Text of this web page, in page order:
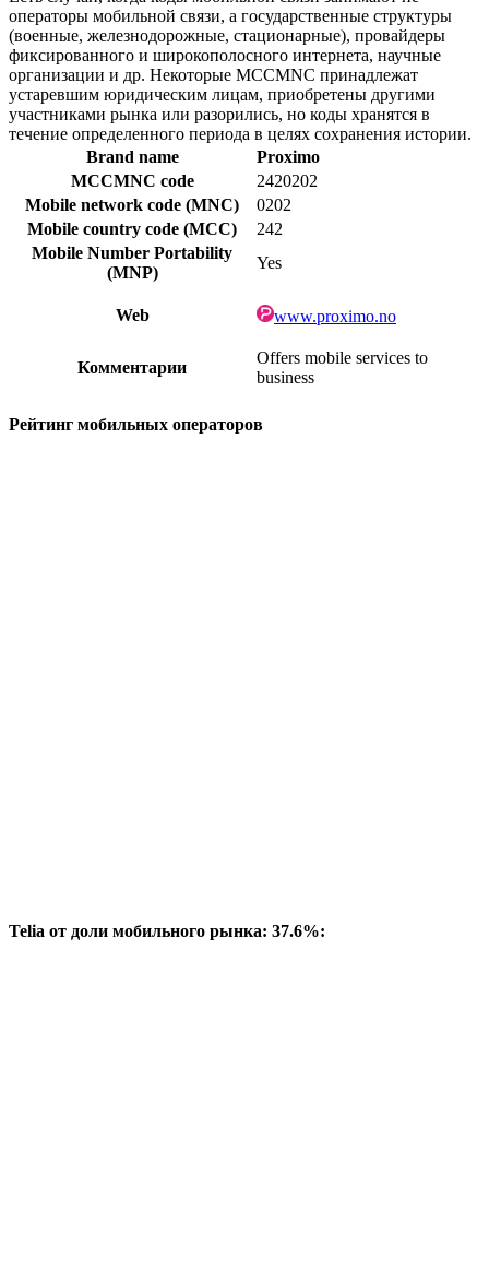
операторы мобильной связи, а государственные структуры
(военные, железнодорожные, стационарные), провайдеры
фиксированного и широкополосного интернета, научные
организации и др. Некоторые MCCMNC принадлежат
устаревшим юридическим лицам, приобретены другими
участниками рынка или разорились, но коды хранятся в
течение определенного периода в целях сохранения истории.
Brand name
Proximo
MCCMNC code
2420202
Mobile network code (MNC)
0202
Mobile country code (MCC)
242
Mobile Number Portability
(MNP)
Yes
Web www.proximo.no
Комментарии
Offers mobile services to
business
Рейтинг мобильных операторов
Telia от доли мобильного рынка: 37.6%: